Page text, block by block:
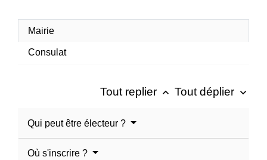
Mairie
Consulat
Tout replier keyboard_arrow_up Tout déplier keyboard_arrow_down
Qui peut être électeur ?
Où s'inscrire ?